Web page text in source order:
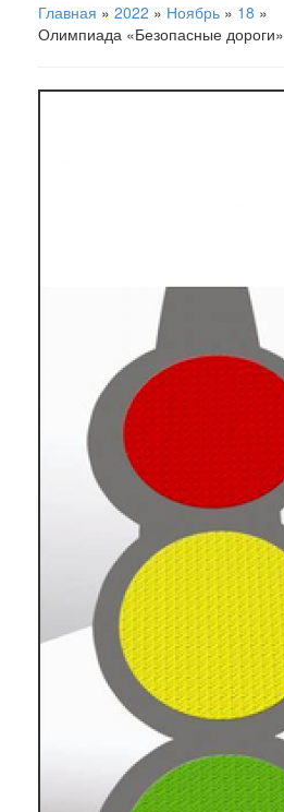
Главная » 2022 » Ноябрь » 18 »
Олимпиада «Безопасные дороги»